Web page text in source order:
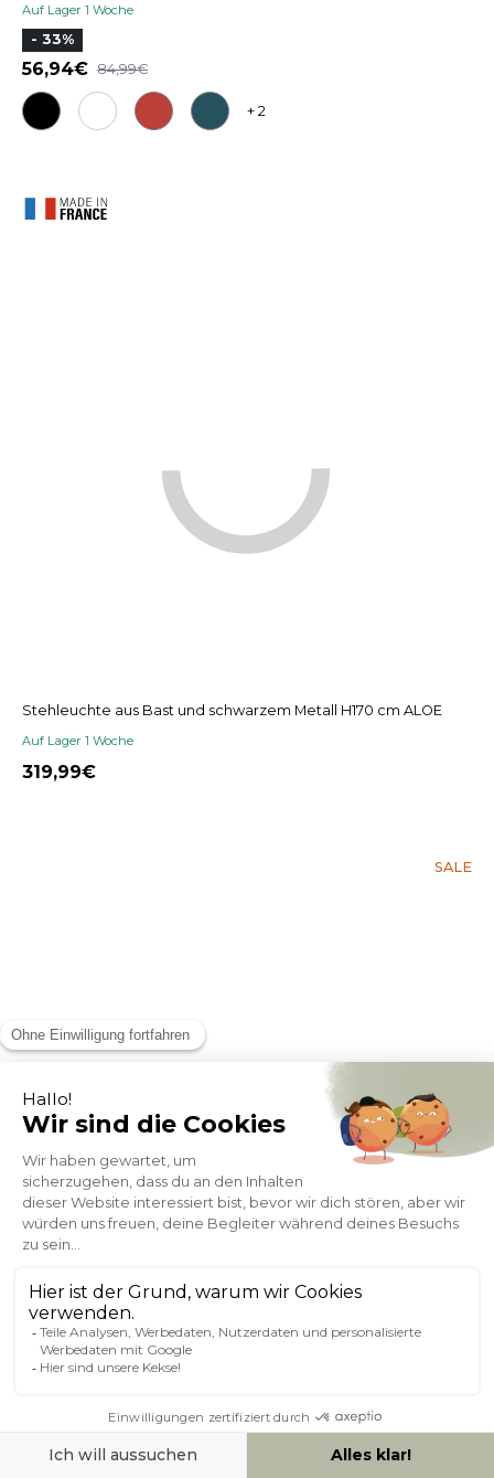
Auf Lager 1 Woche
- 33%
56,94 84,99
+ 2
Stehleuchte aus Bast und schwarzem Metall H170 cm ALOE
Auf Lager 1 Woche
319,99
SALE
Tischleuchte aus Bast und schwarzem Metall H56,5 cm ALOE
86,99 99,99